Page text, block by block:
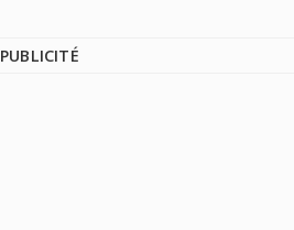
PUBLICITÉ